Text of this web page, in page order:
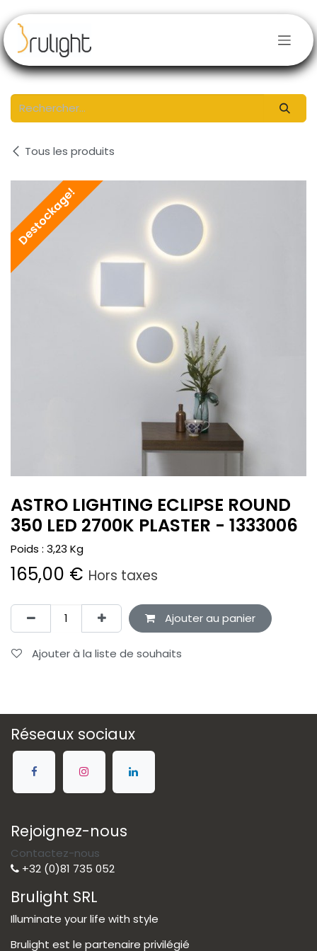
Tous les produits
Destockage!
ASTRO LIGHTING ECLIPSE ROUND
350 LED 2700K PLASTER - 1333006
Poids : 3,23 Kg
165,00 € Hors taxes
Ajouter au panier
Ajouter à la liste de souhaits
Réseaux sociaux
Rejoignez-nous
Contactez-nous
+32 (0)81 735 052
Brulight SRL
Illuminate your life with style
Brulight est le partenaire privilégié